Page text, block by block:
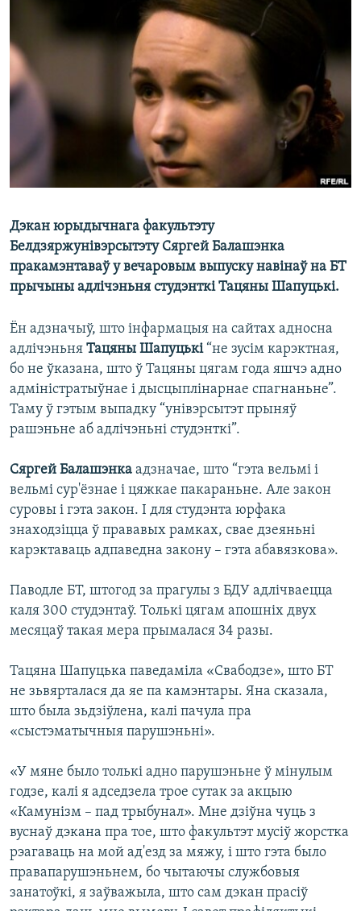
КАЛЯНДАР
НА ХВАЛЯХ СВАБОДЫ
Дэкан юрыдычнага факультэту
Белдзяржунівэрсытэту Сяргей Балашэнка
пракамэнтаваў у вечаровым выпуску навінаў на БТ
прычыны адлічэньня студэнткі Тацяны Шапуцькі.
Ён адзначыў, што інфармацыя на сайтах адносна
адлічэньня Тацяны Шапуцькі “не зусім карэктная,
бо не ўказана, што ў Тацяны цягам года яшчэ адно
адміністратыўнае і дысцыплінарнае спагнаньне”.
Таму ў гэтым выпадку “унівэрсытэт прыняў
рашэньне аб адлічэньні студэнткі”.
Сяргей Балашэнка адзначае, што “гэта вельмі і
вельмі сур'ёзнае і цяжкае пакараньне. Але закон
суровы і гэта закон. І для студэнта юрфака
знаходзіцца ў прававых рамках, свае дзеяньні
карэктаваць адпаведна закону – гэта абавязкова».
Паводле БТ, штогод за прагулы з БДУ адлічваецца
каля 300 студэнтаў. Толькі цягам апошніх двух
месяцаў такая мера прымалася 34 разы.
Тацяна Шапуцька паведаміла «Свабодзе», што БТ
не зьвярталася да яе па камэнтары. Яна сказала,
што была зьдзіўлена, калі пачула пра
«сыстэматычныя парушэньні».
«У мяне было толькі адно парушэньне ў мінулым
годзе, калі я адседзела трое сутак за акцыю
«Камунізм – пад трыбунал». Мне дзіўна чуць з
вуснаў дэкана пра тое, што факультэт мусіў жорстка
рэагаваць на мой ад'езд за мяжу, і што гэта было
правапарушэньнем, бо чытаючы службовыя
занатоўкі, я заўважыла, што сам дэкан прасіў